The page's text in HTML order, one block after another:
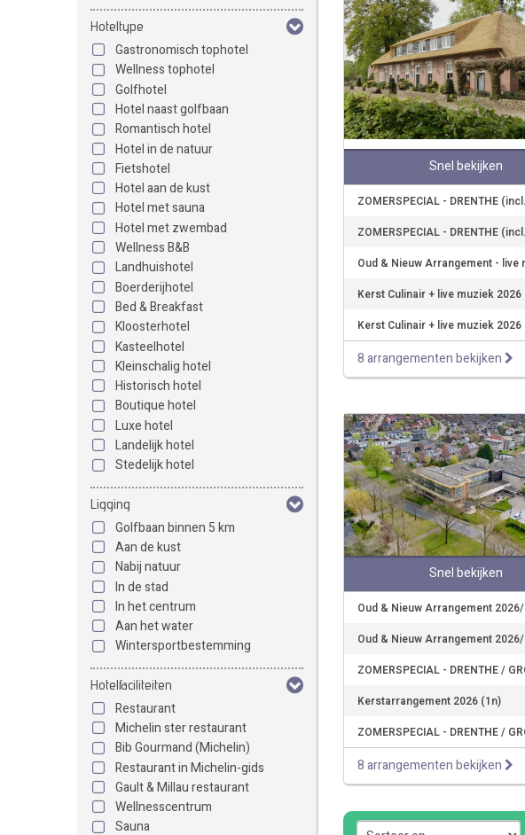
Hoteltype
Gastronomisch tophotel
Wellness tophotel
Golfhotel
Hotel naast golfbaan
Romantisch hotel
Hotel in de natuur
Fietshotel
Hotel aan de kust
Hotel met sauna
Hotel met zwembad
Wellness B&B
Landhuishotel
Boerderijhotel
Bed & Breakfast
Kloosterhotel
Kasteelhotel
Kleinschalig hotel
Historisch hotel
Boutique hotel
Luxe hotel
Landelijk hotel
Stedelijk hotel
Ligging
Golfbaan binnen 5 km
Aan de kust
Nabij natuur
In de stad
In het centrum
Aan het water
Wintersportbestemming
Hotelfaciliteiten
Restaurant
Michelin ster restaurant
Bib Gourmand (Michelin)
Restaurant in Michelin-gids
Gault & Millau restaurant
Wellnesscentrum
Sauna
Snel bekijken
ZOMERSPECIAL - DRENTHE
ZOMERSPECIAL - DRENTHE
Oud & Nieuw Arrangement -
Kerst Culinair + live muziek 2026
Kerst Culinair + live muziek 2026
8 arrangementen bekijken
Snel bekijken
Oud & Nieuw Arrangement
Oud & Nieuw Arrangement
ZOMERSPECIAL - DRENTHE /
Kerstarrangement 2026 (1n)
ZOMERSPECIAL - DRENTHE /
8 arrangementen bekijken